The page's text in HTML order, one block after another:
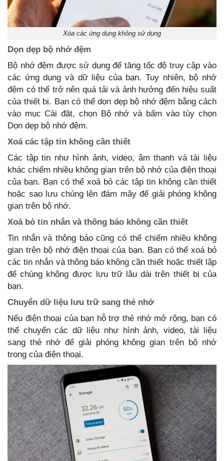
Xóa các ứng dụng không sử dụng
Dọn dẹp bộ nhớ đệm
Bộ nhớ đệm được sử dụng để tăng tốc độ truy cập vào
các ứng dụng và dữ liệu của bạn. Tuy nhiên, bộ nhớ
đệm có thể trở nên quá tải và ảnh hưởng đến hiệu suất
của thiết bị. Bạn có thể dọn dẹp bộ nhớ đệm bằng cách
vào mục Cài đặt, chọn Bộ nhớ và bấm vào tùy chọn
Dọn dẹp bộ nhớ đệm.
Xoá các tập tin không cần thiết
Các tập tin như hình ảnh, video, âm thanh và tài liệu
khác chiếm nhiều không gian trên bộ nhớ của điện thoại
của bạn. Bạn có thể xoá bỏ các tập tin không cần thiết
hoặc sao lưu chúng lên đám mây để giải phóng không
gian trên bộ nhớ.
Xoá bỏ tin nhắn và thông báo không cần thiết
Tin nhắn và thông báo cũng có thể chiếm nhiều không
gian trên bộ nhớ điện thoại của bạn. Bạn có thể xoá bỏ
các tin nhắn và thông báo không cần thiết hoặc thiết lập
để chúng không được lưu trữ lâu dài trên thiết bị của
bạn.
Chuyển dữ liệu lưu trữ sang thẻ nhớ
Nếu điện thoại của bạn hỗ trợ thẻ nhớ mở rộng, bạn có
thể chuyển các dữ liệu như hình ảnh, video, tài liệu
sang thẻ nhớ để giải phóng không gian trên bộ nhớ
trong của điện thoại.